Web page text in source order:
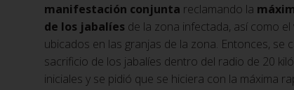
manifestación conjunta reclamando la
de los jabalíes de la zona infectada, así como el
ubicados en las granjas de la zona. Entonces, se
sacrificio de los jabalíes dentro del radio de 20
iniciales y se pidió que se hiciera con la máxima